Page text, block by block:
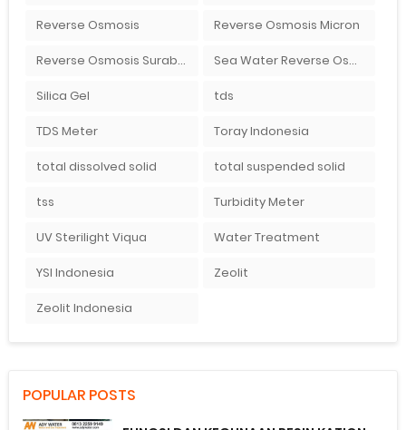
Reverse Osmosis Reverse Osmosis Micron
Reverse Osmosis Surabaya Sea Water Reverse Osmosis
Silica Gel tds
TDS Meter Toray Indonesia
total dissolved solid total suspended solid
tss Turbidity Meter
UV Sterilight Viqua Water Treatment
YSI Indonesia Zeolit
Zeolit Indonesia
POPULAR POSTS